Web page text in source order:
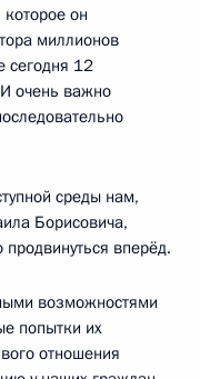
он
миллионов
сегодня 12
очень важно
среды нам,
Борисовича,
вперёд.
возможностями
попытки их
отношения